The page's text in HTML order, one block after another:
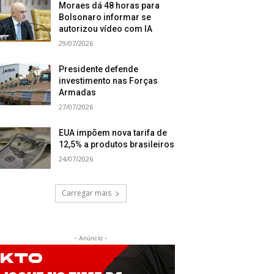
Moraes dá 48 horas para
Bolsonaro informar se
autorizou vídeo com IA
29/07/2026
Presidente defende
investimento nas Forças
Armadas
27/07/2026
EUA impõem nova tarifa de
12,5% a produtos brasileiros
24/07/2026
Carregar mais
- Anúncio -